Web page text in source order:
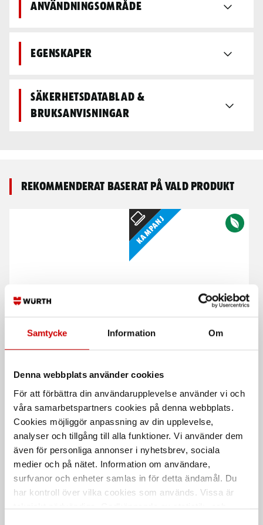
Samtycke Information Om
Denna webbplats använder cookies
För att förbättra din användarupplevelse använder vi och
våra samarbetspartners cookies på denna webbplats.
Cookies möjliggör anpassning av din upplevelse,
analyser och tillgång till alla funktioner. Vi använder dem
även för personliga annonser i nyhetsbrev, sociala
medier och på nätet. Information om användare,
surfvanor och enheter samlas in för detta ändamål. Du
har kontroll över vilka cookies som används. Vissa är
tekniskt nödvändiga. Godkännande av statistik- och
Användningsområde
Egenskaper
Säkerhetsdatablad &
bruksanvisningar
Rekommenderat baserat på vald produkt
Kontaktlim, Extra
Mångsidigt lim för universell
användning
Kampanj
Snabblim
Cyanoakrylatlim för limning av
metall-, plast- och gummidetaljer.
Limmar och Tätar
Konstruktions- och tätningsmassa
Kraftklisterspray
Spraybart kontaktlim